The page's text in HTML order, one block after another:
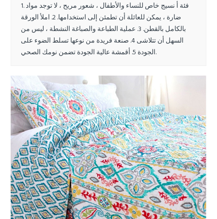
1. فئة أ نسيج خاص للنساء والأطفال ، شعور مريح ، لا توجد مواد
ضارة ، يمكن للعائلة أن تطمئن إلى استخدامها. 2. املأ الورقة
بالكامل بالقطن. 3. عملية الطباعة والصباغة النشطة ، ليس من
السهل أن تتلاشى 4. صنعة فريدة من نوعها تسلط الضوء على
الجودة 5. أقمشة عالية الجودة تضمن نومك الصحي.